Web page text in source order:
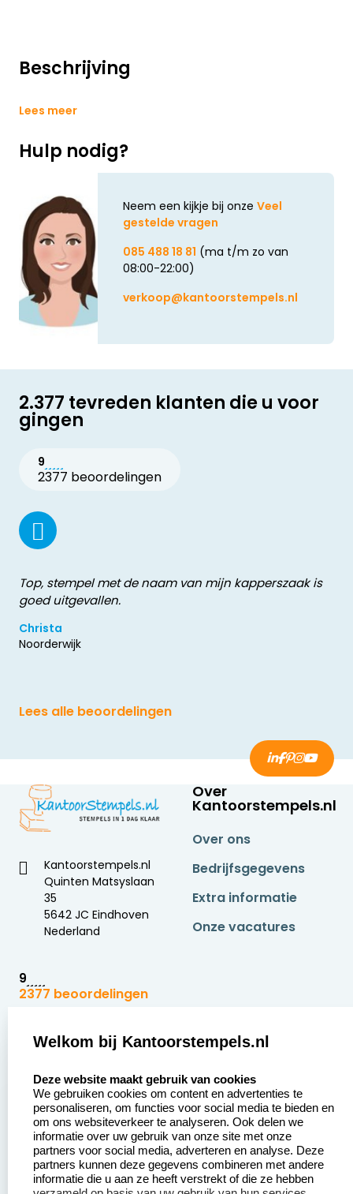
Beschrijving
Lees meer
Hulp nodig?
Neem een kijkje bij onze Veel
gestelde vragen
085 488 18 81 (ma t/m zo van
08:00-22:00)
verkoop@kantoorstempels.nl
2.377 tevreden klanten die u voor
gingen
9
2377 beoordelingen
Top, stempel met de naam van mijn kapperszaak is
goed uitgevallen.
Christa
Noorderwijk
Lees alle beoordelingen
Kantoorstempels.nl
Quinten Matsyslaan
35
5642 JC Eindhoven
Nederland
9
2377 beoordelingen
Over
Kantoorstempels.nl
Over ons
Bedrijfsgegevens
Extra informatie
Onze vacatures
Zakelijk:
Aanvraag op maat
Betaling &
Verzending
Wederverkoper
worden
Klantenservice:
Contact opnemen
Veel gestelde vragen
Retourneren
Herroepingsrecht
Welkom bij Kantoorstempels.nl
Deze website maakt gebruik van cookies
We gebruiken cookies om content en advertenties te
personaliseren, om functies voor social media te bieden en
om ons websiteverkeer te analyseren. Ook delen we
informatie over uw gebruik van onze site met onze
partners voor social media, adverteren en analyse. Deze
partners kunnen deze gegevens combineren met andere
informatie die u aan ze heeft verstrekt of die ze hebben